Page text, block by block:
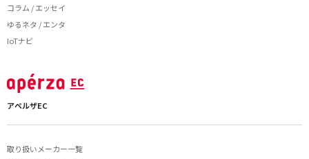
コラム / エッセイ
ゆるネタ / エンタ
IoTナビ
アペルザEC
取り扱いメーカー一覧